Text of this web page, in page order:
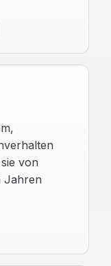
von
Jahren